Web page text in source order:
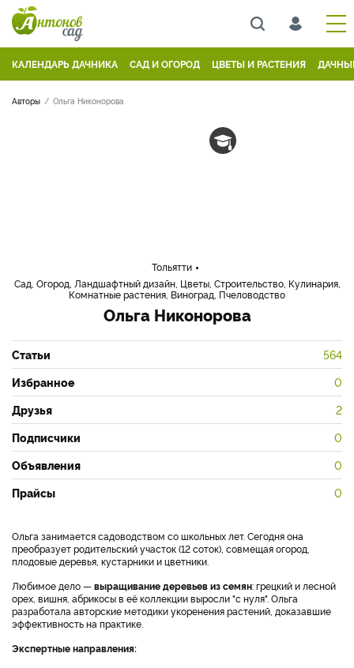
КАЛЕНДАРЬ ДАЧНИКА САД И ОГОРОД ЦВЕТЫ И РАСТЕНИЯ
Авторы Ольга Никонорова
Тольятти
Сад, Огород, Ландшафтный дизайн, Цветы, Строительство, Кулинария,
Комнатные растения, Виноград, Пчеловодство
Ольга Никонорова
Статьи 564
Избранное 0
Друзья 2
Подписчики 0
Объявления 0
Прайсы 0
Ольга занимается садоводством со школьных лет. Сегодня она
преобразует родительский участок (12 соток), совмещая огород,
плодовые деревья, кустарники и цветники.
Любимое дело —выращивание деревьев из семян: грецкий и лесной
орех, вишня, абрикосы в её коллекции выросли "с нуля". Ольга
разработала авторские методики укоренения растений, доказавшие
эффективность на практике.
Экспертные направления: